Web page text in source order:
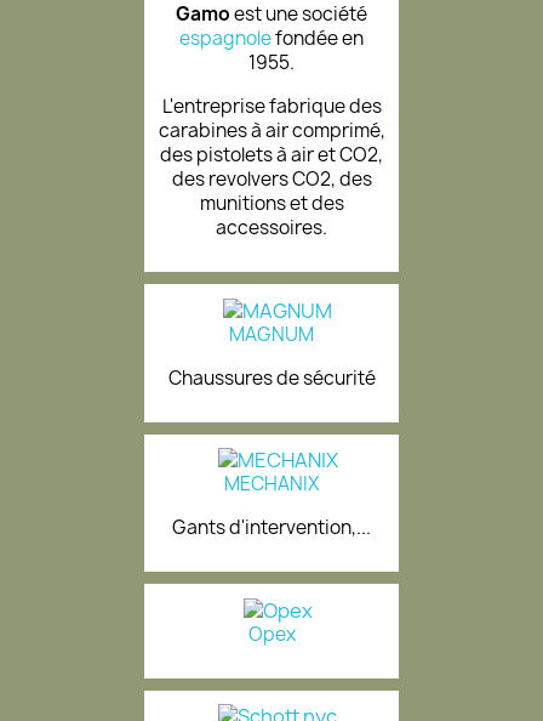
Gamoest une société
espagnolefondée en
1955.
L'entreprise fabrique des
carabines à air comprimé,
des pistolets à air et CO2,
des revolvers CO2, des
munitions et des
accessoires.
MAGNUM
Chaussures de sécurité
MECHANIX
Gants d'intervention,...
Opex